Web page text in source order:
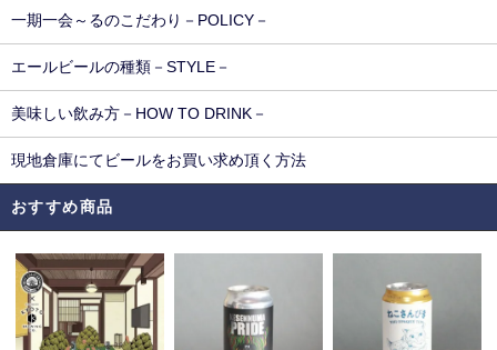
一期一会～るのこだわり－POLICY－
エールビールの種類－STYLE－
美味しい飲み方－HOW TO DRINK－
現地倉庫にてビールをお買い求め頂く方法
おすすめ商品